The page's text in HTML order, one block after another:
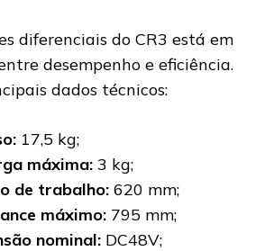
diferenciais do CR3 está em
desempenho e eficiência.
dados técnicos:
17,5 kg;
máxima: 3 kg;
de trabalho: 620 mm;
máximo: 795 mm;
nominal: DC48V;